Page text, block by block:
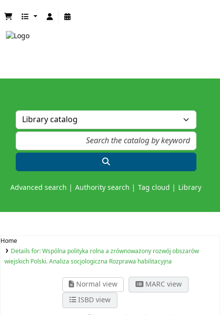
Advanced search Authority search Tag cloud Library
Home
Details for:Wspólna polityka rolna a zrównoważony rozwój obszarów
wiejskich Polski. Analiza socjologiczna Rozprawa habilitacyjna
Normal view
MARC view
ISBD view